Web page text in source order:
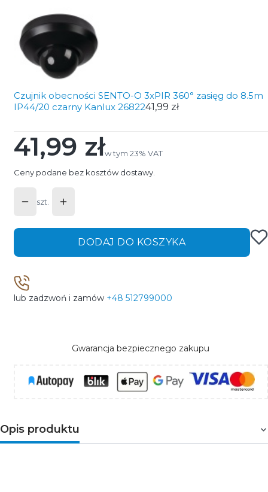
Czujnik obecności SENTO-O 3xPIR 360° zasięg do 8.5m
IP44/20 czarny Kanlux 2682241,99 zł
Cena
41,99 złw tym 23% VAT
w tym 23% VAT
Ceny podane bez kosztów dostawy.
szt.
DODAJ DO KOSZYKA
lub zadzwoń i zamów +48 512799000
Gwarancja bezpiecznego zakupu
Opis produktu